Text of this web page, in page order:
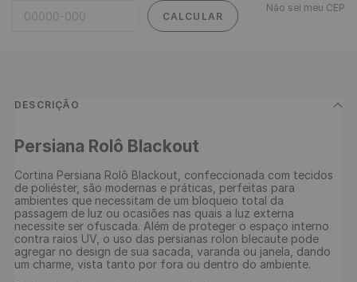
CALCULAR
Não sei meu CEP
DESCRIÇÃO
Persiana Rolô Blackout
Cortina Persiana Rolô Blackout, confeccionada com tecidos
de poliéster, são modernas e práticas, perfeitas para
ambientes que necessitam de um bloqueio total da
passagem de luz ou ocasiões nas quais a luz externa
necessite ser ofuscada. Além de proteger o espaço interno
contra raios UV, o uso das persianas rolon blecaute pode
agregar no design de sua sacada, varanda ou janela, dando
um charme, vista tanto por fora ou dentro do ambiente.